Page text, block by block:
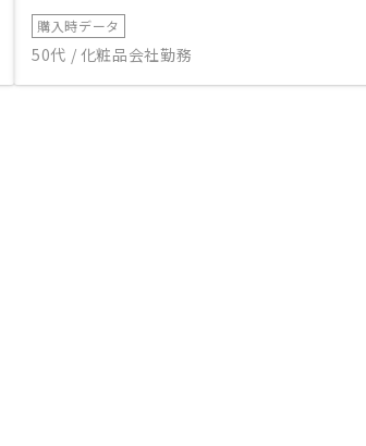
購入時データ
50代 / 化粧品会社勤務